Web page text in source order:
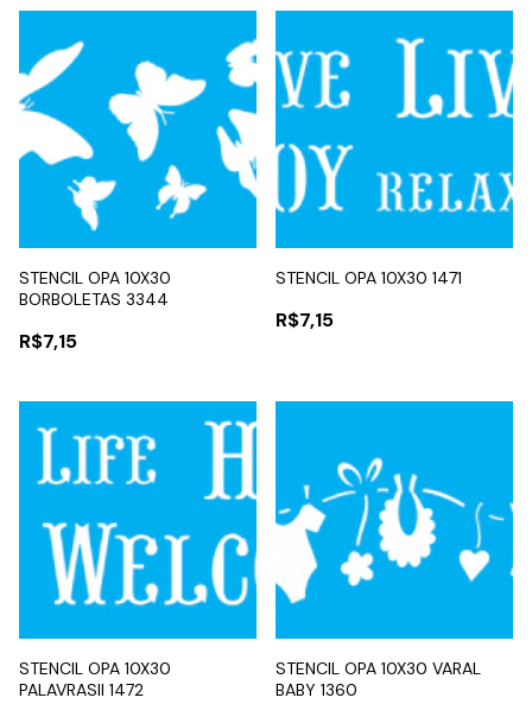
STENCIL OPA 10X30
BORBOLETAS 3344
R$7,15
STENCIL OPA 10X30 1471
R$7,15
STENCIL OPA 10X30
PALAVRASII 1472
STENCIL OPA 10X30 VARAL
BABY 1360